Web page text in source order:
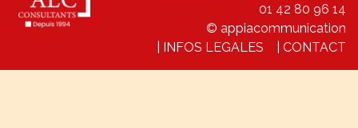
01 42 80 96 14
© appiacommunication
INFOS LEGALES CONTACT